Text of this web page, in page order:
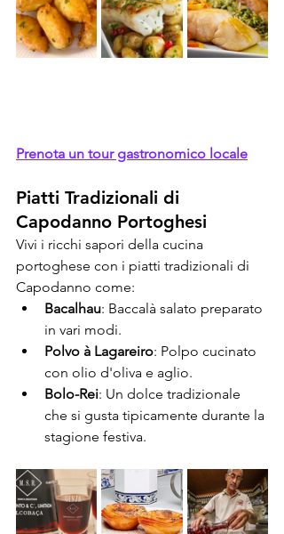
Prenota un tour gastronomico locale
Piatti Tradizionali di
Capodanno Portoghesi
Vivi i ricchi sapori della cucina
portoghese con i piatti tradizionali di
Capodanno come:
Bacalhau: Baccalà salato preparato
in vari modi.
Polvo à Lagareiro: Polpo cucinato
con olio d'oliva e aglio.
Bolo-Rei: Un dolce tradizionale
che si gusta tipicamente durante la
stagione festiva.